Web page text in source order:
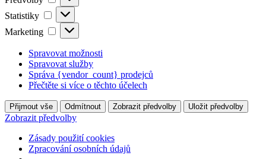
Statistiky Statistiky
Marketing Marketing
Spravovat možnosti
Spravovat služby
Správa {vendor_count} prodejců
Přečtěte si více o těchto účelech
Přijmout vše Odmítnout Zobrazit předvolby Uložit předvolby
Zobrazit předvolby
Zásady použití cookies
Zpracování osobních údajů